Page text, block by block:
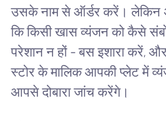
उसके नाम से ऑर्डर करें। लेकिन
कि किसी खास व्यंजन को कैसे
परेशान न हों - बस इशारा करें,
स्टोर के मालिक आपकी प्लेट में
आपसे दोबारा जांच करेंगे।